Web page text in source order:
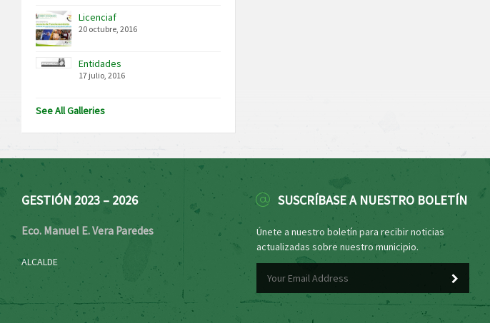
Licenciaf
20 octubre, 2016
Entidades
17 julio, 2016
See All Galleries
GESTIÓN 2023 – 2026
Eco. Manuel E. Vera Paredes
ALCALDE
SUSCRÍBASE A NUESTRO BOLETÍN
Únete a nuestro boletín para recibir noticias
actualizadas sobre nuestro municipio.